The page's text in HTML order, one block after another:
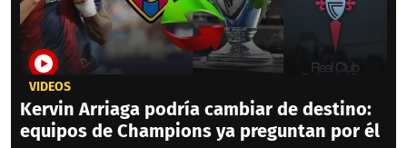
VIDEOS
Kervin Arriaga podría cambiar de destino:
equipos de Champions ya preguntan por él